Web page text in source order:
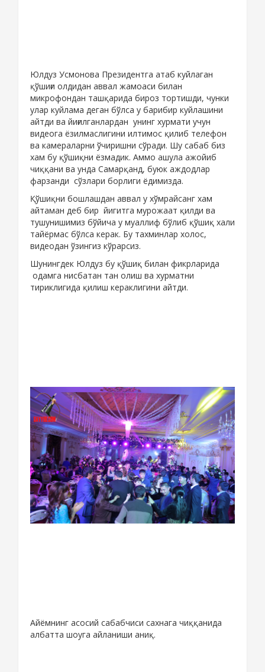
Юлдуз Усмонова Президентга атаб куйлаган
қўшиғи олдидан аввал жамоаси билан
микрофондан ташқарида бироз тортишди, чунки
улар куйлама деган бўлса у барибир куйлашини
айтди ва йиғилганлардан унинг хурмати учун
видеога ёзилмаслигини илтимос қилиб телефон
ва камераларни ўчиришни сўради. Шу сабаб биз
хам бу қўшиқни ёзмадик. Аммо ашула ажойиб
чиққани ва унда Самарқанд, буюк аждодлар
фарзанди сўзлари борлиги ёдимизда.
Қўшиқни бошлашдан аввал у хўмрайсанг хам
айтаман деб бир йигитга мурожаат қилди ва
тушунишимиз бўйича у муаллиф бўлиб қўшиқ хали
тайёрмас бўлса керак. Бу тахминлар холос,
видеодан ўзингиз кўрарсиз.
Шунингдек Юлдуз бу қўшиқ билан фикрларида
одамга нисбатан тан олиш ва хурматни
тириклигида қилиш кераклигини айтди.
Айёмнинг асосий сабабчиси сахнага чиққанида
албатта шоуга айланиши аниқ.